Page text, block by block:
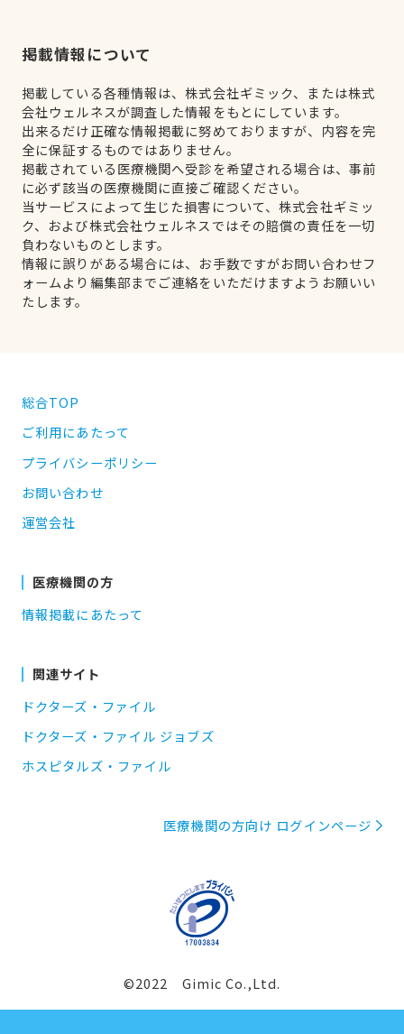
掲載情報について
掲載している各種情報は、株式会社ギミック、または株式
会社ウェルネスが調査した情報をもとにしています。
出来るだけ正確な情報掲載に努めておりますが、内容を完
全に保証するものではありません。
掲載されている医療機関へ受診を希望される場合は、事前
に必ず該当の医療機関に直接ご確認ください。
当サービスによって生じた損害について、株式会社ギミッ
ク、および株式会社ウェルネスではその賠償の責任を一切
負わないものとします。
情報に誤りがある場合には、お手数ですがお問い合わせフ
ォームより編集部までご連絡をいただけますようお願いい
たします。
総合TOP
ご利用にあたって
プライバシーポリシー
お問い合わせ
運営会社
医療機関の方
情報掲載にあたって
関連サイト
ドクターズ・ファイル
ドクターズ・ファイル ジョブズ
ホスピタルズ・ファイル
医療機関の方向け ログインページ
©2022 Gimic Co.,Ltd.